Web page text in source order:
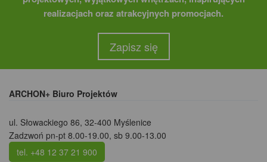
realizacjach oraz atrakcyjnych promocjach.
Zapisz się
ARCHON+ Biuro Projektów
ul. Słowackiego 86, 32-400 Myślenice
Zadzwoń pn-pt 8.00-19.00, sb 9.00-13.00
tel. +48 12 37 21 900